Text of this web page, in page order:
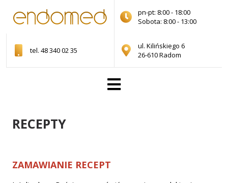
ul. Kilińskiego 6
26-610 Radom
tel. 48 340 02 35
pn-pt: 8:00 - 18:00
Sobota: 8:00 - 13:00
RECEPTY
ZAMAWIANIE RECEPT